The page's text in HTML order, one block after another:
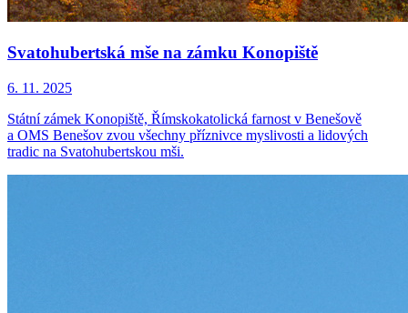
Svatohubertská mše na zámku Konopiště
6. 11. 2025
Státní zámek Konopiště, Římskokatolická farnost v Benešově
a OMS Benešov zvou všechny příznivce myslivosti a lidových
tradic na Svatohubertskou mši.